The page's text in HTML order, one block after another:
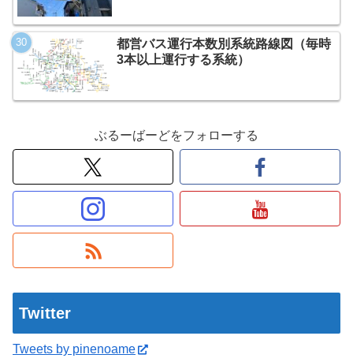
都営バス運行本数別系統路線図（毎時
3本以上運行する系統）
ぶるーばーどをフォローする
Twitter
Tweets by pinenoame